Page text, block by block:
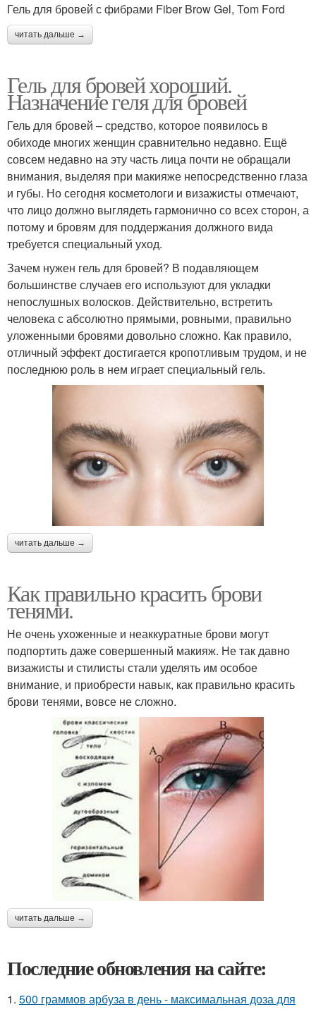
Гель для бровей с фибрами Fiber Brow Gel, Tom Ford
читать дальше →
Гель для бровей хороший.
Назначение геля для бровей
Гель для бровей – средство, которое появилось в
обиходе многих женщин сравнительно недавно. Ещё
совсем недавно на эту часть лица почти не обращали
внимания, выделяя при макияже непосредственно глаза
и губы. Но сегодня косметологи и визажисты отмечают,
что лицо должно выглядеть гармонично со всех сторон, а
потому и бровям для поддержания должного вида
требуется специальный уход.
Зачем нужен гель для бровей? В подавляющем
большинстве случаев его используют для укладки
непослушных волосков. Действительно, встретить
человека с абсолютно прямыми, ровными, правильно
уложенными бровями довольно сложно. Как правило,
отличный эффект достигается кропотливым трудом, и не
последнюю роль в нем играет специальный гель.
читать дальше →
Как правильно красить брови
тенями.
Не очень ухоженные и неаккуратные брови могут
подпортить даже совершенный макияж. Не так давно
визажисты и стилисты стали уделять им особое
внимание, и приобрести навык, как правильно красить
брови тенями, вовсе не сложно.
читать дальше →
Последние обновления на сайте:
1. 500 граммов арбуза в день - максимальная доза для